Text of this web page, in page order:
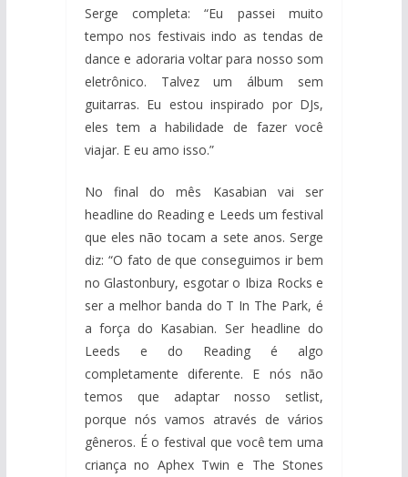
Serge completa: “Eu passei muito
tempo nos festivais indo as tendas de
dance e adoraria voltar para nosso som
eletrônico. Talvez um álbum sem
guitarras. Eu estou inspirado por DJs,
eles tem a habilidade de fazer você
viajar. E eu amo isso.”
No final do mês Kasabian vai ser
headline do Reading e Leeds um festival
que eles não tocam a sete anos. Serge
diz: “O fato de que conseguimos ir bem
no Glastonbury, esgotar o Ibiza Rocks e
ser a melhor banda do T In The Park, é
a força do Kasabian. Ser headline do
Leeds e do Reading é algo
completamente diferente. E nós não
temos que adaptar nosso setlist,
porque nós vamos através de vários
gêneros. É o festival que você tem uma
criança no Aphex Twin e The Stones